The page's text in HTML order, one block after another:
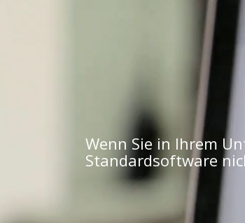
Wenn Sie in Ihrem
Standardsoftware